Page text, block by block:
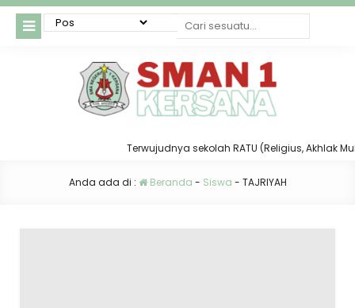
Terwujudnya sekolah RATU (Religius, Akhlak
Anda ada di : Beranda - Siswa - TAJRIYAH